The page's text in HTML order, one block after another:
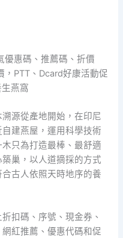
優惠碼、推薦碼、折價
，PTT、Dcard好康活動促
燕窩
源從產地開始，在印尼
建燕屋，運用科學技術
只為打造最棒、最舒適
巢，以人道摘採的方式
古人依照天時地序的養
扣碼、序號、現金券、
紅推薦、優惠代碼和促